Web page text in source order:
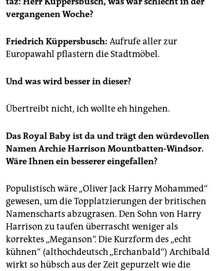
abo
epaper login
vergangenen Woche?
Friedrich Küppersbusch: Aufrufe aller zur
Europawahl pflastern die Stadtmöbel.
Und was wird besser in dieser?
Übertreibt nicht, ich wollte eh hingehen.
Das Royal Baby ist da und trägt den würdevollen
Namen Archie Harrison Mountbatten-Windsor.
Wäre Ihnen ein besserer eingefallen?
Populistisch wäre „Oliver Jack Harry Mohammed“
gewesen, um die Topplatzierungen der britischen
Namenscharts abzugrasen. Den Sohn von Harry
Harrison zu taufen überrascht weniger als
korrektes „Meganson“. Die Kurzform des „echt
kühnen“ (althochdeutsch „Erchanbald“) Archibald
wirkt so hübsch aus der Zeit gepurzelt wie die